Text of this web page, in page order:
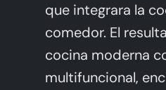
que integrara la
comedor. El
cocina moderna
multifuncional,